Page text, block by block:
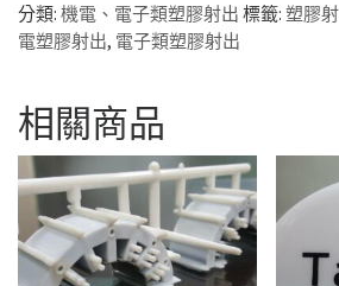
分類: 機電、電子類塑膠射出 標籤: 塑膠
電塑膠射出, 電子類塑膠射出
相關商品